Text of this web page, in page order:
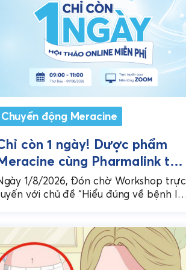
Chuyển động Meracine
còn 1 ngày! Dược phẩm
cùng Pharmalink tổ
Workshop chuyên sâu về
lý tiêu hóa cho Dược sĩ
1/8/2026, Đón chờ Workshop trực
với chủ đề “Hiểu đúng về bệnh lý